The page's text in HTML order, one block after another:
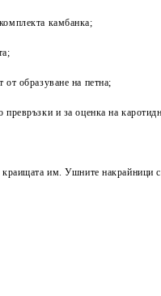
камбанка;
образуване на петна;
превръзки и за оценка на
им. Ушните